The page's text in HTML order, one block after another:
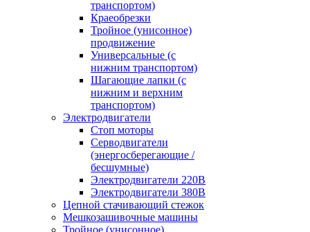
транспортом)
Краеобрезки
Тройное (унисонное)
продвижение
Универсальные (с
нижним транспортом)
Шагающие лапки (с
нижним и верхним
транспортом)
Электродвигатели
Стоп моторы
Серводвигатели
(энергосберегающие /
бесшумные)
Электродвигатели 220В
Электродвигатели 380В
Цепной стачивающий стежок
Мешкозашивочные машины
Тройное (унисонное)